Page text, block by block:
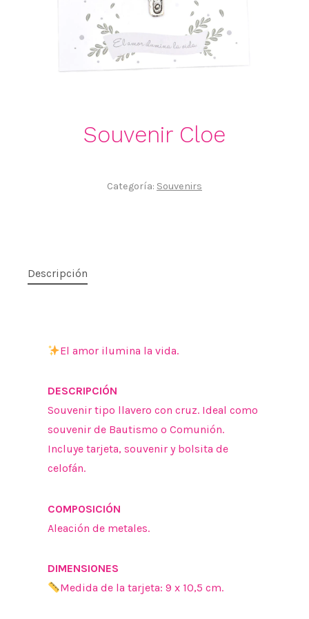
Souvenir Cloe
Categoría: Souvenirs
Descripción
El amor ilumina la vida.
DESCRIPCIÓN
Souvenir tipo llavero con cruz. Ideal como
souvenir de Bautismo o Comunión.
Incluye tarjeta, souvenir y bolsita de
celofán.
COMPOSICIÓN
Aleación de metales.
DIMENSIONES
Medida de la tarjeta: 9 x 10,5 cm.